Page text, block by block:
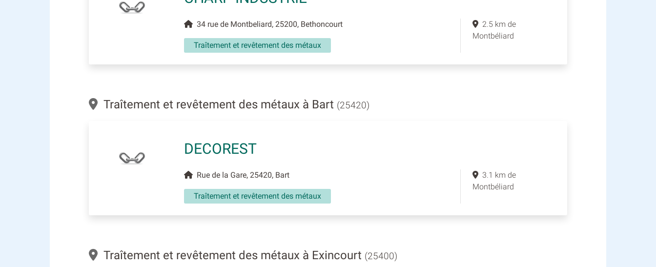
34 rue de Montbeliard, 25200, Bethoncourt
Traîtement et revêtement des métaux
2.5 km de
Montbéliard
Traîtement et revêtement des métaux à Bart (25420)
DECOREST
Rue de la Gare, 25420, Bart
Traîtement et revêtement des métaux
3.1 km de
Montbéliard
Traîtement et revêtement des métaux à Exincourt (25400)